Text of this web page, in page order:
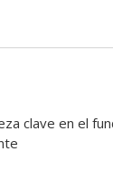
clave en el